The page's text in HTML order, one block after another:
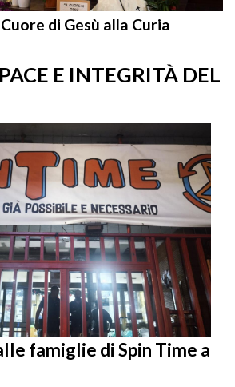
di Gesù alla Curia
E INTEGRITÀ DEL
famiglie di Spin Time a